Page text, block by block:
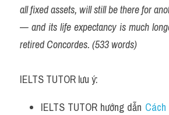
all fixed assets, will still be there for
— and its life expectancy is much
retired Concordes. (533 words)
IELTS TUTOR lưu ý:
IELTS TUTOR hướng dẫn